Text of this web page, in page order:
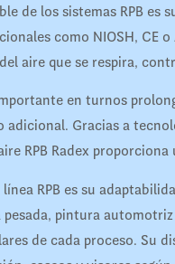
de los sistemas RPB es
como NIOSH, CE
aire que se respira,
en turnos
adicional. Gracias a
RPB Radex
RPB es su
pintura
de cada proceso. Su